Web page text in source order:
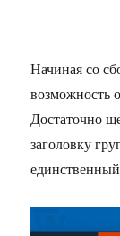
Начиная со
возможность
Достаточно
заголовку